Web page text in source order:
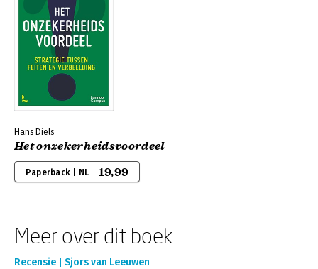
Hans Diels
Het onzekerheidsvoordeel
Paperback | NL 19,99
Meer over dit boek
Recensie | Sjors van Leeuwen